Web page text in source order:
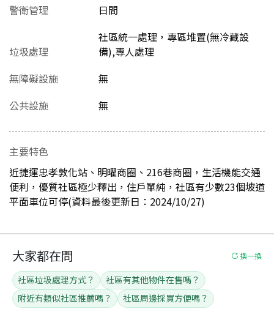
警衛管理
日間
垃圾處理
社區統一處理，專區堆置(無冷藏設
備),專人處理
無障礙設施
無
公共設施
無
主要特色
近捷運忠孝敦化站、明曜商圈、216巷商圈，生活機能交通
便利，優質社區極少釋出，住戶單純，社區有少數23個坡道
平面車位可停(資料最後更新日：2024/10/27)
大家都在問 換一換
社區垃圾處理方式？
社區有其他物件在售嗎？
附近有類似社區推薦嗎？
社區周邊採買方便嗎？